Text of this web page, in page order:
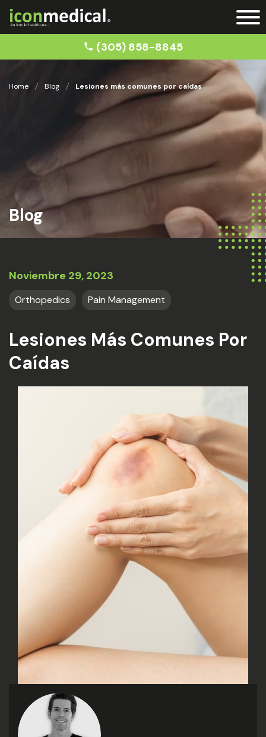
(305) 858-8845
Home Blog Lesiones más comunes por caídas
Blog
Noviembre 29, 2023
Orthopedics Pain Management
Lesiones Más Comunes Por
Caídas